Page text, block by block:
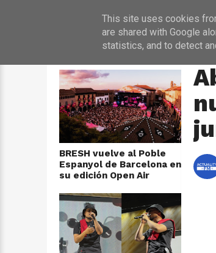
BRESH vuelve al Poble
Espanyol de Barcelona en
su edición Open Air
This site uses cookies
are shared with Google
statistics, and to detect